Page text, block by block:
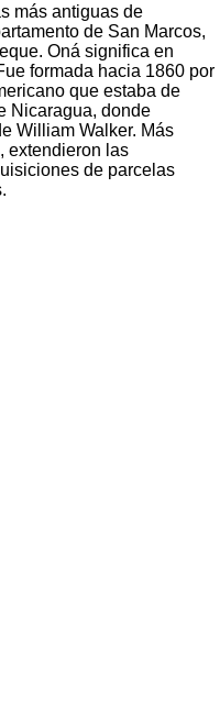
más antiguas de
de San Marcos,
Oná significa en
formada hacia 1860 por
que estaba de
Nicaragua, donde
William Walker. Más
extendieron las
de parcelas